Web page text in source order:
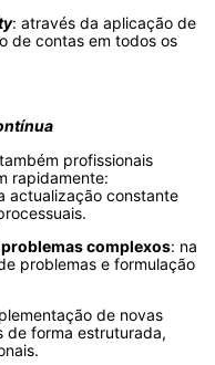
: através da aplicação de
de contas em todos os
profissionais
rapidamente:
actualização constante
complexos: na
problemas e formulação
de novas
de forma estruturada,